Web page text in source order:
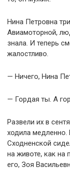
Нина Петровна
Авиамоторной,
знала. И теперь
жалостливо.
— Ничего, Нина
— Гордая ты. А
Развели их в
ходила медленно.
Сходненской
на животе, как на
его, Зоя